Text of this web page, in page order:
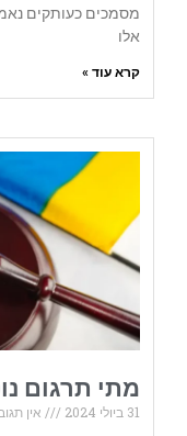
מסמכים כעותקים
אלו
קרא עוד »
מתי תרגום
31 ביולי 2024
אין